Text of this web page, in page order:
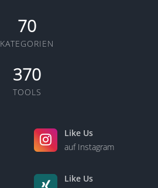
70
KATEGORIEN
370
TOOLS
Like Us
auf Instagram
Like Us